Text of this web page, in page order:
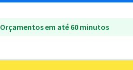
Orçamentos em até 60 minutos